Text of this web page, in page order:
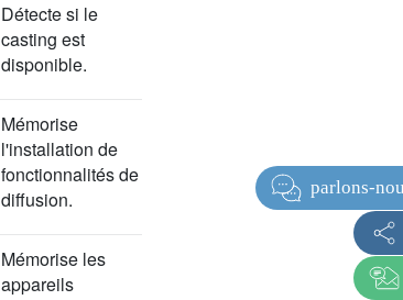
Détecte si le
casting est
disponible.
Mémorise
l'installation de
fonctionnalités de
diffusion.
Mémorise les
appareils